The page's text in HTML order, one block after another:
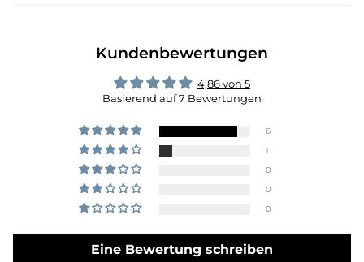
Kundenbewertungen
4,86 von 5
Basierend auf 7 Bewertungen
6
1
0
0
0
Eine Bewertung schreiben